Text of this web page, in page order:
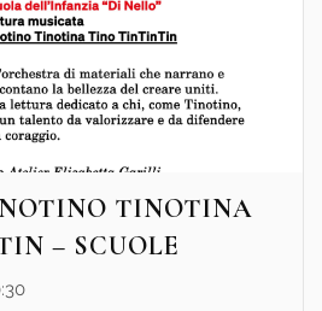
TINOTINA
– SCUOLE